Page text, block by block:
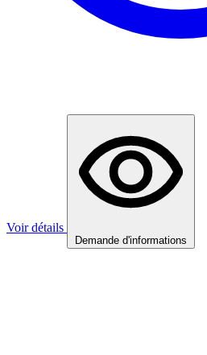
Voir détails
Demande d'informations